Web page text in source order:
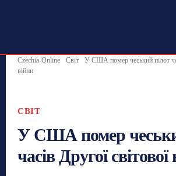
Czechia-Online Світ
У США помер чеський пілот
війни
СВІТ
У США помер
часів Другої світової